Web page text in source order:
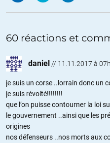
60 réactions et
daniel // 11.11.2017 à
je suis un corse ..lorrain donc un
je suis révolté!!!!!!!!
que l’on puisse contourner la loi
le gouvernement ..ainsi que les
origines
nos défenseurs ..nos morts aux